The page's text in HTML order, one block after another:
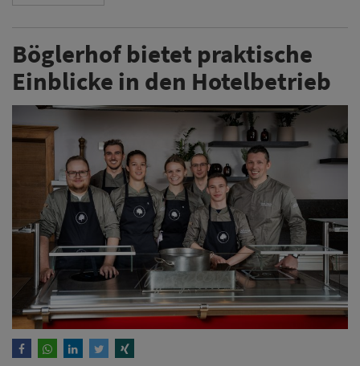
Böglerhof bietet praktische
Einblicke in den Hotelbetrieb